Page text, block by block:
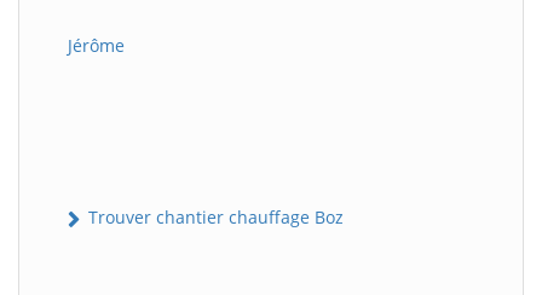
Jérôme
Trouver chantier chauffage Boz